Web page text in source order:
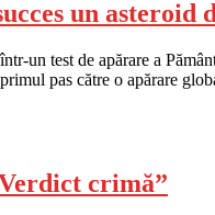
un
un test de apărare a
pas către o apărare
crimă”